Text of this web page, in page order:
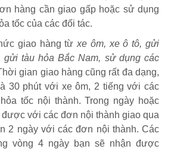
hàng cần giao gấp hoặc sử dụng
tốc của các đối tác.
giao hàng từxe ôm, xe ô tô, gửi
gửi tàu hỏa Bắc Nam, sử dụng các
gian giao hàng cũng rất đa dạng,
30 phút với xe ôm, 2 tiếng với các
tốc nội thành. Trong ngày hoặc
được với các đơn nội thành giao qua
2 ngày với các đơn nội thành. Các
vòng 4 ngày bạn sẽ nhận được